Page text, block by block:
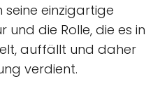
einzigartige
und die Rolle, die es in
auffällt und daher
verdient.